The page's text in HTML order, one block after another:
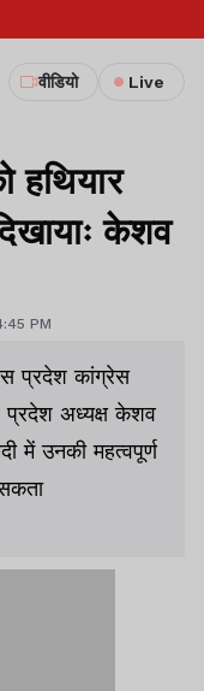
वीडियो Live
हथियार
केशव
PM
प्रदेश कांग्रेस
प्रदेश अध्यक्ष केशव
में उनकी महत्वपूर्ण